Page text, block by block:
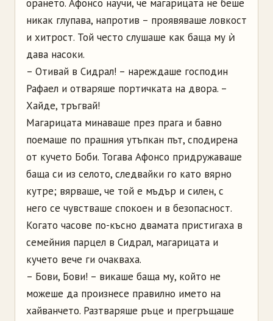
орането. Афонсо научи, че магарицата не беше
никак глупава, напротив – проявяваше ловкост
и хитрост. Той често слушаше как баща му ѝ
дава насоки.
– Отивай в Сидрал! – нареждаше господин
Рафаел и отваряше портичката на двора. –
Хайде, тръгвай!
Магарицата минаваше през прага и бавно
поемаше по прашния утъпкан път, сподирена
от кучето Боби. Тогава Афонсо придружаваше
баща си из селото, следвайки го като вярно
кутре; вярваше, че той е мъдър и силен, с
него се чувстваше спокоен и в безопасност.
Когато часове по-късно двамата пристигаха в
семейния парцел в Сидрал, магарицата и
кучето вече ги очакваха.
– Бови, Бови! – викаше баща му, който не
можеше да произнесе правилно името на
хайванчето. Разтваряше ръце и прегръщаше